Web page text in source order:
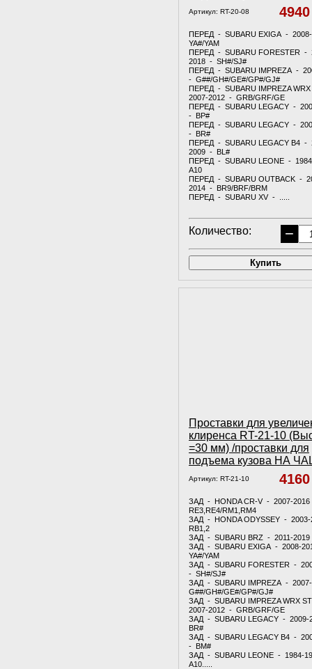
Артикул: RT-20-08
ПЕРЕД - SUBARU EXIGA -
YA#/YAM
ПЕРЕД - SUBARU FORESTER -
2018 - SH#/SJ#
ПЕРЕД - SUBARU IMPREZA -
- G##/GH#/GE#/GP#/GJ#
ПЕРЕД - SUBARU IMPREZA
2007-2012 - GRB/GRF/GE
ПЕРЕД - SUBARU LEGACY -
- BP#
ПЕРЕД - SUBARU LEGACY -
- BR#
ПЕРЕД - SUBARU LEGACY B4 -
2009 - BL#
ПЕРЕД - SUBARU LEONE -
A10
ПЕРЕД - SUBARU OUTBACK -
2014 - BR9/BRF/BRM
ПЕРЕД - SUBARU XV - .....
Количество: −
Купить
Проставки для
клиренса RT-21-10
=30 мм) /проставки для
подъема кузова НА
Артикул: RT-21-10
ЗАД - HONDA CR-V - 2007-
RE3,RE4/RM1,RM4
ЗАД - HONDA ODYSSEY -
RB1,2
ЗАД - SUBARU BRZ - 2011-
ЗАД - SUBARU EXIGA - 2008-
YA#/YAM
ЗАД - SUBARU FORESTER -
- SH#/SJ#
ЗАД - SUBARU IMPREZA -
G##/GH#/GE#/GP#/GJ#
ЗАД - SUBARU IMPREZA WRX
2007-2012 - GRB/GRF/GE
ЗАД - SUBARU LEGACY -
BR#
ЗАД - SUBARU LEGACY B4 -
- BM#
ЗАД - SUBARU LEONE - 1984-
A10.....